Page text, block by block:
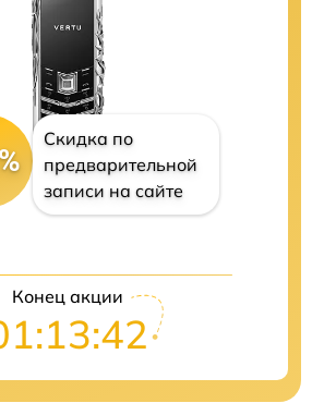
Скидка по
предварительной
записи на сайте
Конец акции